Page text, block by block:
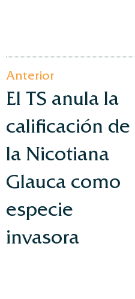
Anterior
El TS anula la
calificación de
la Nicotiana
Glauca como
especie
invasora